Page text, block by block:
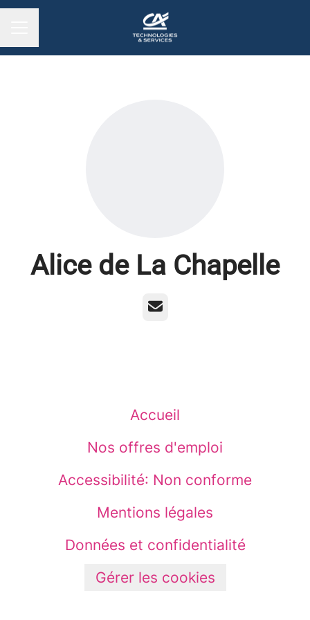
Alice de La Chapelle
E-mail
Accueil
Nos offres d'emploi
Accessibilité: Non conforme
Mentions légales
Données et confidentialité
Gérer les cookies